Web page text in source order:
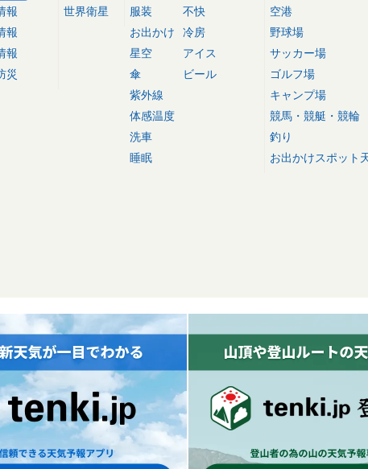
報
報
報
災
世界衛星
服装
お出かけ
星空
傘
紫外線
体感温度
洗車
睡眠
不快
冷房
アイス
ビール
空港
野球場
サッカー場
ゴルフ場
キャンプ場
競馬・競艇・競輪
釣り
お出かけスポット